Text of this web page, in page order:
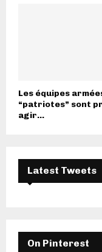
Les équipes
“patriotes” sont
agir...
Latest Tweets
On Pinterest